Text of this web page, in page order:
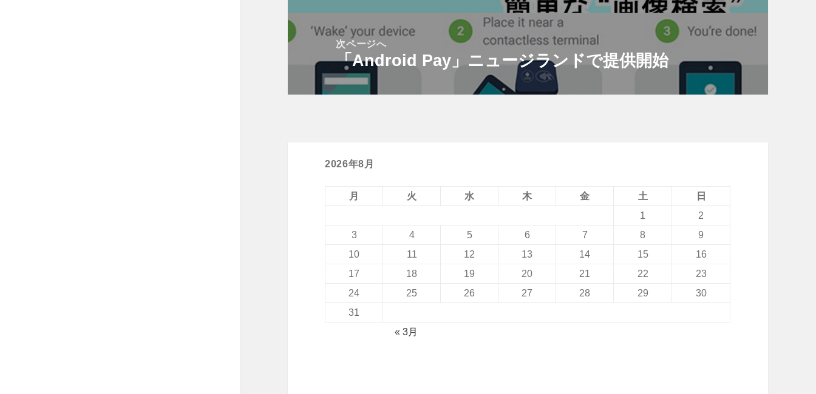
ー
シ
稿:
次ページへ
次
の
投
「Android Pay」ニュージランドで提供開始
2026年8月
月 火 水 木 金 土
日
1
2
3
4 5 6 7 8
9
10
11 12 13 14 15
16
17
18 19 20 21 22
23
24
25 26 27 28 29
30
31
« 3月